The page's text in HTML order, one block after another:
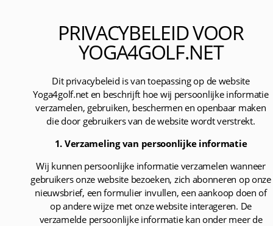
PRIVACYBELEID VOOR
YOGA4GOLF.NET
Dit privacybeleid is van toepassing op de website
Yoga4golf.net en beschrijft hoe wij persoonlijke informatie
verzamelen, gebruiken, beschermen en openbaar maken
die door gebruikers van de website wordt verstrekt.
1. Verzameling van persoonlijke informatie
Wij kunnen persoonlijke informatie verzamelen wanneer
gebruikers onze website bezoeken, zich abonneren op onze
nieuwsbrief, een formulier invullen, een aankoop doen of
op andere wijze met onze website interageren. De
verzamelde persoonlijke informatie kan onder meer de